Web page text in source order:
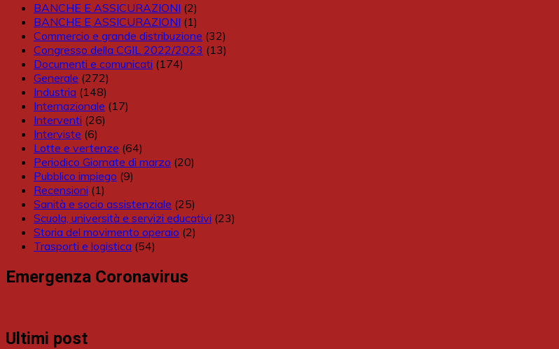
BANCHE E ASSICURAZIONI (2)
BANCHE E ASSICURAZIONI (1)
Commercio e grande distribuzione (32)
Congresso della CGIL 2022/2023 (13)
Documenti e comunicati (174)
Generale (272)
Industria (148)
Internazionale (17)
Interventi (26)
Interviste (6)
Lotte e vertenze (64)
Periodico Giornate di marzo (20)
Pubblico impiego (9)
Recensioni (1)
Sanità e socio assistenziale (25)
Scuola, università e servizi educativi (23)
Storia del movimento operaio (2)
Trasporti e logistica (54)
Emergenza Coronavirus
Ultimi post